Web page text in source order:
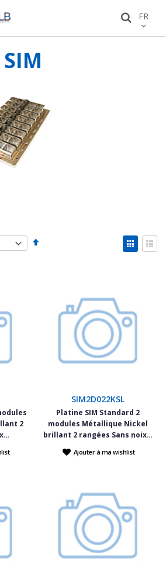
Allez
au
FR
Par
en
2
SIM2D022KSL
Platine SIM Standard 2
modules Métallique Nickel
brillant 2 rangées Sans noix…
Ajouter à ma wishlist